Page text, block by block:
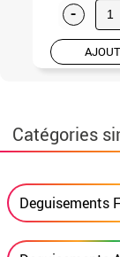
-
Catégories
Deguisements